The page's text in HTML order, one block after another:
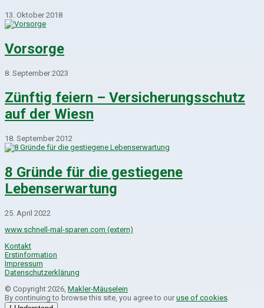
13. Oktober 2018
Vorsorge
8. September 2023
Zünftig feiern – Versicherungsschutz
auf der Wiesn
18. September 2012
8 Gründe für die gestiegene
Lebenserwartung
25. April 2022
www.schnell-mal-sparen.com (extern)
Kontakt
Erstinformation
Impressum
Datenschutzerklärung
© Copyright 2026, Makler-Mäuselein
By continuing to browse this site, you agree to our use of cookies